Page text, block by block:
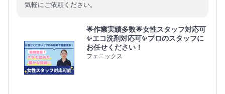
気軽にご依頼ください。
🌟作業実績多数🌟女性スタッフ対応可
✨エコ洗剤対応可✨プロのスタッフに
お任せください！
フェニックス